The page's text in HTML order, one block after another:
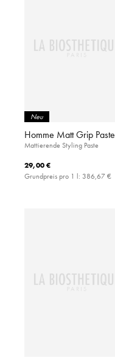
Neu
Homme Matt Grip Paste
Mattierende Styling Paste
29,00 €
Grundpreis pro 1 l: 386,67 €